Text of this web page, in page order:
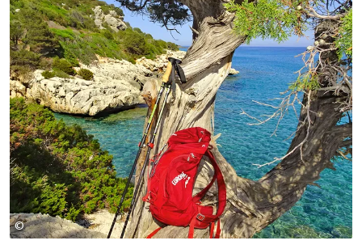
© Copyright (c) 1998 Hewlett-Packard Company